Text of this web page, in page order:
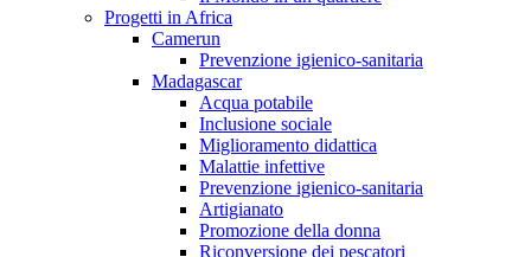
Progetti in Africa
Camerun
Prevenzione igienico-sanitaria
Madagascar
Acqua potabile
Inclusione sociale
Miglioramento didattica
Malattie infettive
Prevenzione igienico-sanitaria
Artigianato
Promozione della donna
Riconversione dei pescatori